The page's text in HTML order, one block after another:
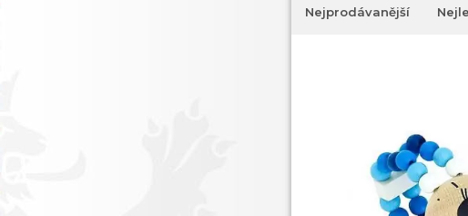
Nejprodávanější